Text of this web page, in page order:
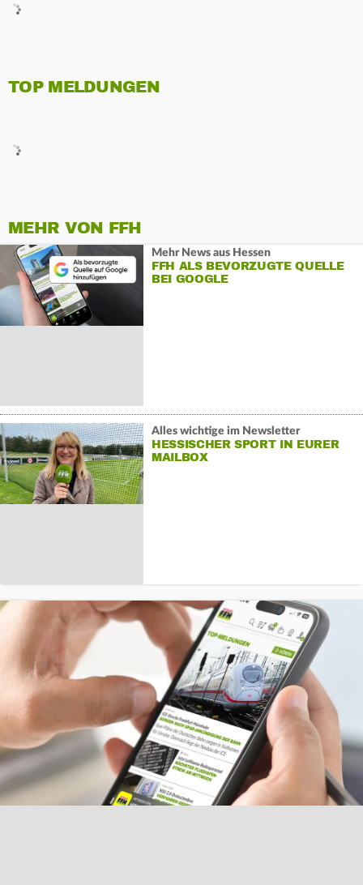
TOP MELDUNGEN
MEHR VON FFH
Mehr News aus Hessen
FFH ALS BEVORZUGTE QUELLE
BEI GOOGLE
Alles wichtige im Newsletter
HESSISCHER SPORT IN EURER
MAILBOX